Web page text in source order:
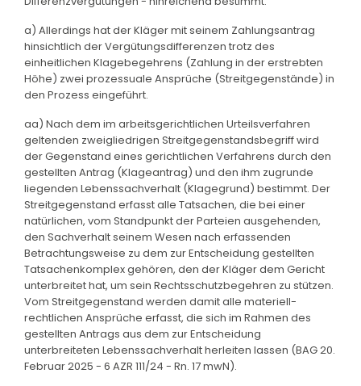
a) Allerdings hat der Kläger mit seinem Zahlungsantrag
hinsichtlich der Vergütungsdifferenzen trotz des
einheitlichen Klagebegehrens (Zahlung in der erstrebten
Höhe) zwei prozessuale Ansprüche (Streitgegenstände) in
den Prozess eingeführt.
aa) Nach dem im arbeitsgerichtlichen Urteilsverfahren
geltenden zweigliedrigen Streitgegenstandsbegriff wird
der Gegenstand eines gerichtlichen Verfahrens durch den
gestellten Antrag (Klageantrag) und den ihm zugrunde
liegenden Lebenssachverhalt (Klagegrund) bestimmt. Der
Streitgegenstand erfasst alle Tatsachen, die bei einer
natürlichen, vom Standpunkt der Parteien ausgehenden,
den Sachverhalt seinem Wesen nach erfassenden
Betrachtungsweise zu dem zur Entscheidung gestellten
Tatsachenkomplex gehören, den der Kläger dem Gericht
unterbreitet hat, um sein Rechtsschutzbegehren zu stützen.
Vom Streitgegenstand werden damit alle materiell-
rechtlichen Ansprüche erfasst, die sich im Rahmen des
gestellten Antrags aus dem zur Entscheidung
unterbreiteten Lebenssachverhalt herleiten lassen (BAG 20.
Februar 2025 - 6 AZR 111/24 - Rn. 17 mwN).